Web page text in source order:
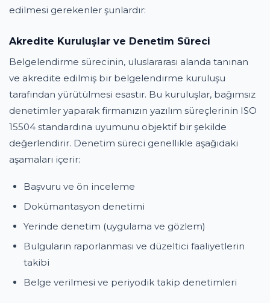
edilmesi gerekenler şunlardır:
Akredite Kuruluşlar ve Denetim Süreci
Belgelendirme sürecinin, uluslararası alanda tanınan
ve akredite edilmiş bir belgelendirme kuruluşu
tarafından yürütülmesi esastır. Bu kuruluşlar, bağımsız
denetimler yaparak firmanızın yazılım süreçlerinin ISO
15504 standardına uyumunu objektif bir şekilde
değerlendirir. Denetim süreci genellikle aşağıdaki
aşamaları içerir:
Başvuru ve ön inceleme
Dokümantasyon denetimi
Yerinde denetim (uygulama ve gözlem)
Bulguların raporlanması ve düzeltici faaliyetlerin
takibi
Belge verilmesi ve periyodik takip denetimleri